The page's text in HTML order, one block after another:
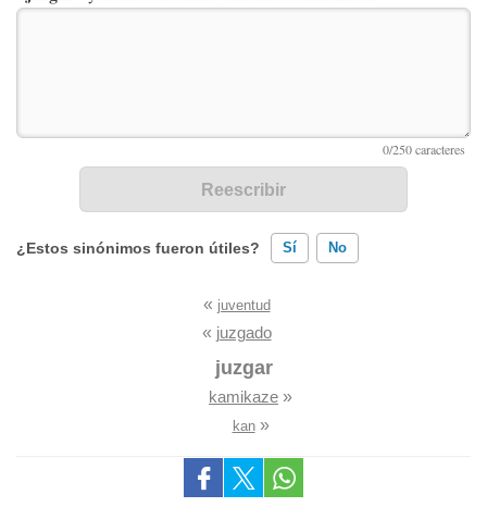
¿Estos sinónimos fueron útiles? Sí No
Existen sinónimos incorrectos
Ninguno de los sinónimos presentados me ayudó
« juventud
« juzgado
juzgar
kamikaze »
kan»